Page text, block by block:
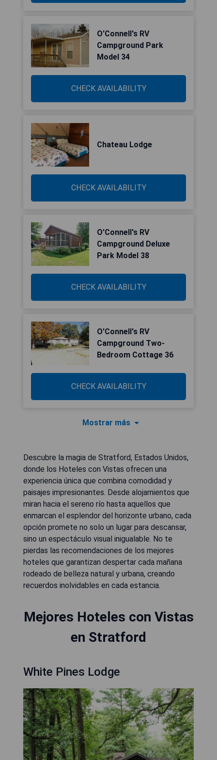
O'Connell's RV
Campground Park
Model 34
CHECK AVAILABILITY
Chateau Lodge
CHECK AVAILABILITY
O'Connell's RV
Campground Deluxe
Park Model 38
CHECK AVAILABILITY
O'Connell's RV
Campground Two-
Bedroom Cottage 36
CHECK AVAILABILITY
Mostrar más
Descubre la magia de Stratford, Estados Unidos,
donde los Hoteles con Vistas ofrecen una
experiencia única que combina comodidad y
paisajes impresionantes. Desde alojamientos que
miran hacia el sereno río hasta aquellos que
enmarcan el esplendor del horizonte urbano, cada
opción promete no solo un lugar para descansar,
sino un espectáculo visual inigualable. No te
pierdas las recomendaciones de los mejores
hoteles que garantizan despertar cada mañana
rodeado de belleza natural y urbana, creando
recuerdos inolvidables en cada estancia.
Mejores Hoteles con Vistas
en Stratford
White Pines Lodge